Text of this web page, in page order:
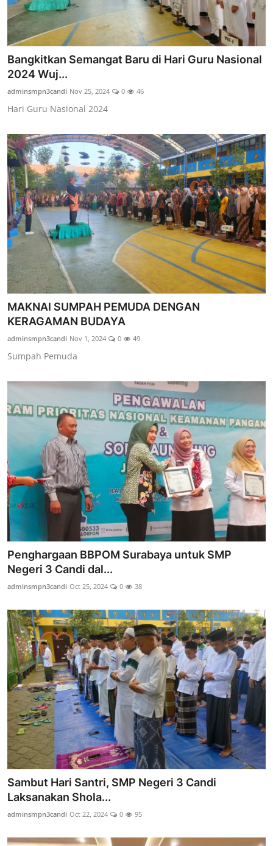
Bangkitkan Semangat Baru di Hari Guru Nasional
2024 Wuj...
adminsmpn3candi Nov 25, 2024 0 46
Hari Guru Nasional 2024
MAKNAI SUMPAH PEMUDA DENGAN
KERAGAMAN BUDAYA
adminsmpn3candi Nov 1, 2024 0 49
Sumpah Pemuda
Penghargaan BBPOM Surabaya untuk SMP
Negeri 3 Candi dal...
adminsmpn3candi Oct 25, 2024 0 38
Sambut Hari Santri, SMP Negeri 3 Candi
Laksanakan Shola...
adminsmpn3candi Oct 22, 2024 0 95